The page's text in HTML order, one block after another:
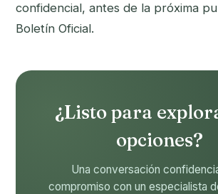
confidencial, antes de la próxima
Boletín Oficial.
¿Listo para
opciones?
Una conversación
compromiso con un especialista